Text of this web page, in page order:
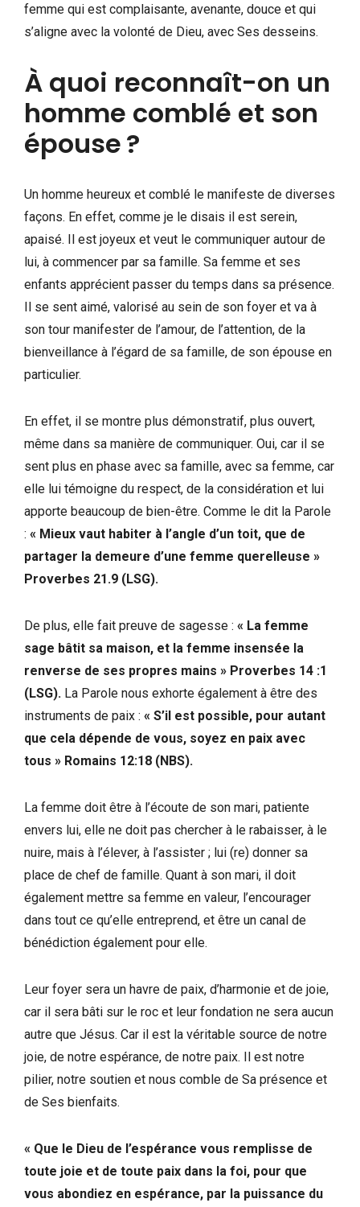
femme qui est complaisante, avenante, douce et qui
s’aligne avec la volonté de Dieu, avec Ses desseins.
À quoi reconnaît-on un
homme comblé et son
épouse ?
Un homme heureux et comblé le manifeste de diverses
façons. En effet, comme je le disais il est serein,
apaisé. Il est joyeux et veut le communiquer autour de
lui, à commencer par sa famille. Sa femme et ses
enfants apprécient passer du temps dans sa présence.
Il se sent aimé, valorisé au sein de son foyer et va à
son tour manifester de l’amour, de l’attention, de la
bienveillance à l’égard de sa famille, de son épouse en
particulier.
En effet, il se montre plus démonstratif, plus ouvert,
même dans sa manière de communiquer. Oui, car il se
sent plus en phase avec sa famille, avec sa femme, car
elle lui témoigne du respect, de la considération et lui
apporte beaucoup de bien-être. Comme le dit la Parole
: « Mieux vaut habiter à l’angle d’un toit, que de
partager la demeure d’une femme querelleuse »
Proverbes 21.9 (LSG).
De plus, elle fait preuve de sagesse : « La femme
sage bâtit sa maison, et la femme insensée la
renverse de ses propres mains » Proverbes 14 :1
(LSG). La Parole nous exhorte également à être des
instruments de paix : « S’il est possible, pour autant
que cela dépende de vous, soyez en paix avec
tous » Romains 12:18 (NBS).
La femme doit être à l’écoute de son mari, patiente
envers lui, elle ne doit pas chercher à le rabaisser, à le
nuire, mais à l’élever, à l’assister ; lui (re) donner sa
place de chef de famille. Quant à son mari, il doit
également mettre sa femme en valeur, l’encourager
dans tout ce qu’elle entreprend, et être un canal de
bénédiction également pour elle.
Leur foyer sera un havre de paix, d’harmonie et de joie,
car il sera bâti sur le roc et leur fondation ne sera aucun
autre que Jésus. Car il est la véritable source de notre
joie, de notre espérance, de notre paix. Il est notre
pilier, notre soutien et nous comble de Sa présence et
de Ses bienfaits.
« Que le Dieu de l’espérance vous remplisse de
toute joie et de toute paix dans la foi, pour que
vous abondiez en espérance, par la puissance du